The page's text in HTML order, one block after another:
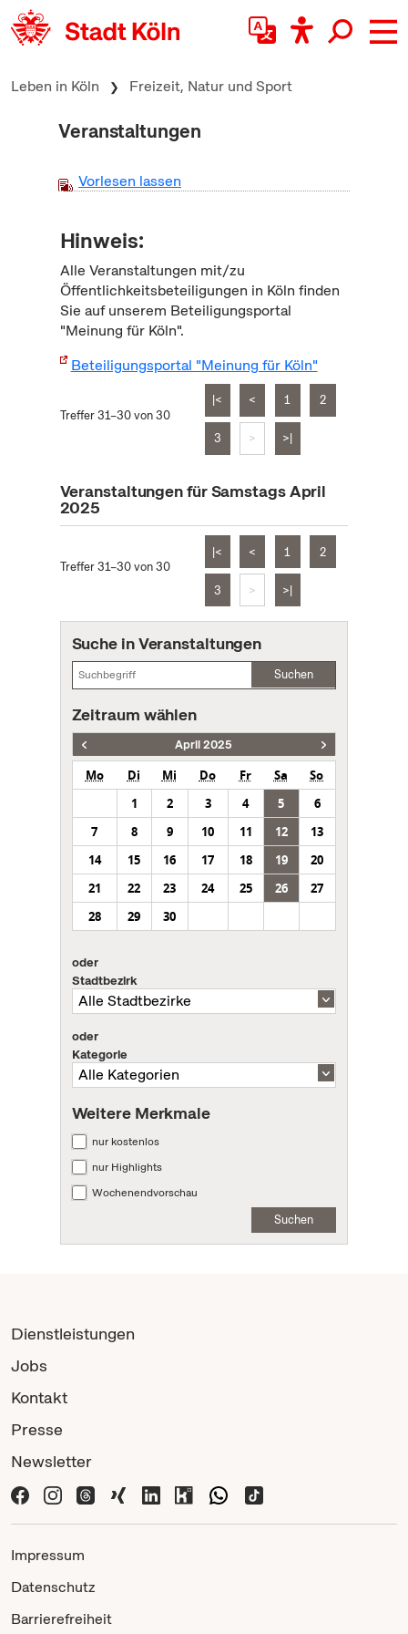
zum Inhalt springen
Leben in Köln Freizeit, Natur und Sport
Veranstaltungen
Vorlesen lassen
Hinweis:
Alle Veranstaltungen mit/zu
Öffentlichkeitsbeteiligungen in Köln finden
Sie auf unserem Beteiligungsportal
"Meinung für Köln".
Beteiligungsportal "Meinung für Köln"
Treffer 31–30 von 30
|< < 1 2
3 > >|
Veranstaltungen für Samstags April
2025
Treffer 31–30 von 30
|< < 1 2
3 > >|
Suche in Veranstaltungen
Suchen
Zeitraum wählen
April 2025
Mo Di Mi Do Fr Sa
So
1
2 3 4 5
6
7
8 9 10 11 12
13
14
15 16 17 18 19
20
21
22 23 24 25 26
27
28
29 30
oder
Stadtbezirk
oder
Kategorie
Weitere Merkmale
nur kostenlos
nur Highlights
Wochenendvorschau
Suchen
Dienstleistungen
Jobs
Kontakt
Presse
Newsletter
Impressum
Datenschutz
Barrierefreiheit